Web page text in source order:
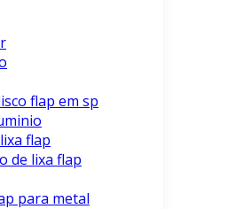
flap em sp
flap
de lixa flap
para metal